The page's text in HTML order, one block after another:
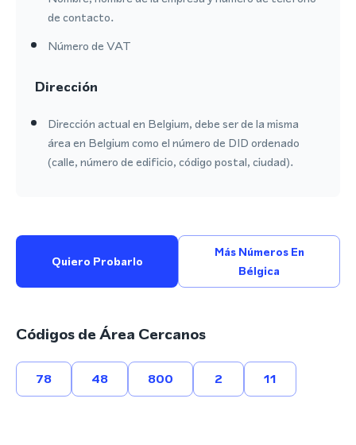
de contacto.
Número de VAT
Dirección
Dirección actual en Belgium, debe ser de la misma
área en Belgium como el número de DID ordenado
(calle, número de edificio, código postal, ciudad).
Quiero Probarlo
Más Números En
Bélgica
Códigos de Área Cercanos
78 48 800 2 11